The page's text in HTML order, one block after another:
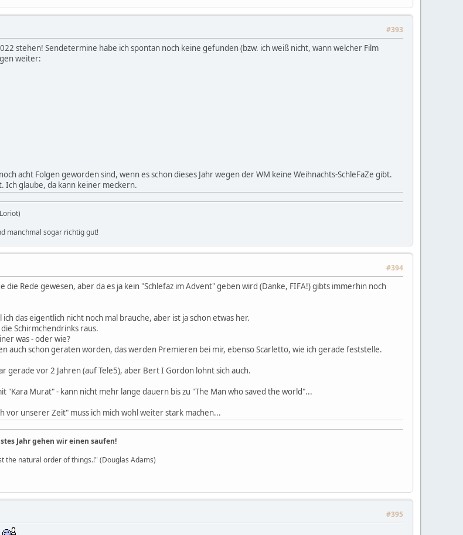
#393
stehen! Sendetermine habe ich spontan noch keine gefunden (bzw. ich weiß nicht, wann welcher Film
weiter:
acht Folgen geworden sind, wenn es schon dieses Jahr wegen der WM keine Weihnachts-SchleFaZe gibt.
Ich glaube, da kann keiner meckern.
manchmal sogar richtig gut!
#394
Rede gewesen, aber da es ja kein "Schlefaz im Advent" geben wird (Danke, FIFA!) gibts immerhin noch
das eigentlich nicht noch mal brauche, aber ist ja schon etwas her.
Schirmchendrinks raus.
was - oder wie?
auch schon geraten worden, das werden Premieren bei mir, ebenso Scarletto, wie ich gerade feststelle.
gerade vor 2 Jahren (auf Tele5), aber Bert I Gordon lohnt sich auch.
"Kara Murat" - kann nicht mehr lange dauern bis zu "The Man who saved the world"...
vor unserer Zeit" muss ich mich wohl weiter stark machen...
Jahr gehen wir einen saufen!
the natural order of things.!" (Douglas Adams)
#395